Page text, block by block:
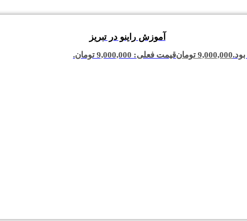
آموزش راینو در تبریز
9,000,000 تومانقیمت فعلی: 9,000,000 تومان.